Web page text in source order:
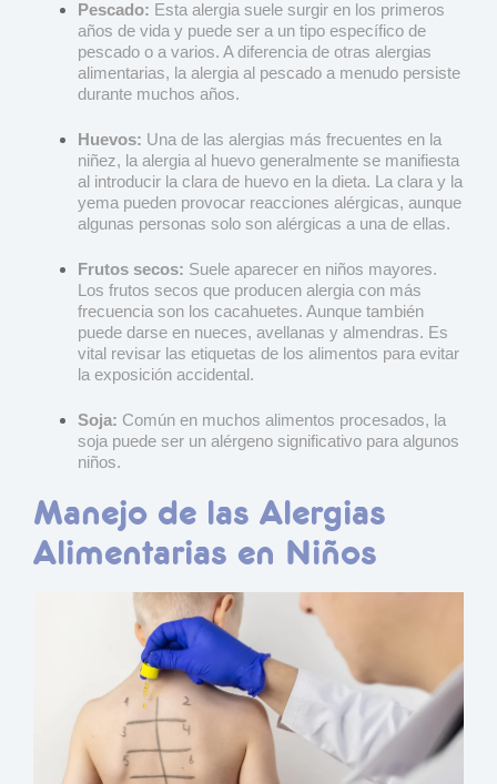
Pescado: Esta alergia suele surgir en los primeros
años de vida y puede ser a un tipo específico de
pescado o a varios. A diferencia de otras alergias
alimentarias, la alergia al pescado a menudo persiste
durante muchos años.
Huevos: Una de las alergias más frecuentes en la
niñez, la alergia al huevo generalmente se manifiesta
al introducir la clara de huevo en la dieta. La clara y la
yema pueden provocar reacciones alérgicas, aunque
algunas personas solo son alérgicas a una de ellas.
Frutos secos: Suele aparecer en niños mayores.
Los frutos secos que producen alergia con más
frecuencia son los cacahuetes. Aunque también
puede darse en nueces, avellanas y almendras. Es
vital revisar las etiquetas de los alimentos para evitar
la exposición accidental.
Soja: Común en muchos alimentos procesados, la
soja puede ser un alérgeno significativo para algunos
niños.
Manejo de las Alergias
Alimentarias en Niños